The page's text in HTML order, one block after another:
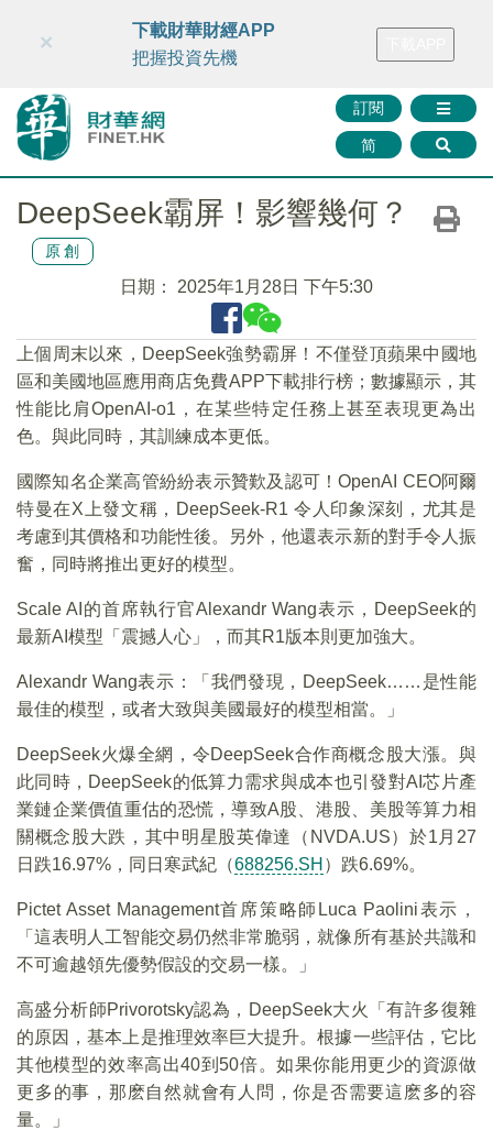
財華智庫網 FINTV FINMETA 財華證券 媒體矩陣
訂閱
简
×
下載財華財經APP
把握投資先機
DeepSeek霸屏！影響幾何？
原創
日期： 2025年1月28日 下午5:30
上個周末以來，DeepSeek強勢霸屏！不僅登頂蘋果中國地
區和美國地區應用商店免費APP下載排行榜；數據顯示，其
性能比肩OpenAI-o1，在某些特定任務上甚至表現更為出
色。與此同時，其訓練成本更低。
國際知名企業高管紛紛表示贊歎及認可！OpenAI CEO阿爾
特曼在X上發文稱，DeepSeek-R1 令人印象深刻，尤其是
考慮到其價格和功能性後。另外，他還表示新的對手令人振
奮，同時將推出更好的模型。
Scale AI的首席執行官Alexandr Wang表示，DeepSeek的
最新AI模型「震撼人心」，而其R1版本則更加強大。
Alexandr Wang表示：「我們發現，DeepSeek……是性能
最佳的模型，或者大致與美國最好的模型相當。」
DeepSeek火爆全網，令DeepSeek合作商概念股大漲。與
此同時，DeepSeek的低算力需求與成本也引發對AI芯片產
業鏈企業價值重估的恐慌，導致A股、港股、美股等算力相
關概念股大跌，其中明星股英偉達（NVDA.US）於1月27
日跌16.97%，同日寒武紀（688256.SH ）跌6.69%。
Pictet Asset Management首席策略師Luca Paolini表示，
「這表明人工智能交易仍然非常脆弱，就像所有基於共識和
不可逾越領先優勢假設的交易一樣。」
高盛分析師Privorotsky認為，DeepSeek大火「有許多復雜
的原因，基本上是推理效率巨大提升。根據一些評估，它比
其他模型的效率高出40到50倍。如果你能用更少的資源做
更多的事，那麽自然就會有人問，你是否需要這麽多的容
量。」